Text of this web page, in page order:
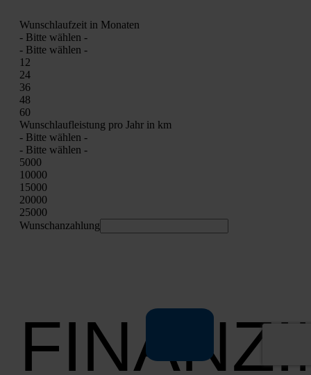
Wunsch­lauf­zeit in Mona­ten
- Bit­te wäh­len -
- Bit­te wäh­len -
12
24
36
48
60
Wunsch­lauf­leis­tung pro Jahr in km
- Bit­te wäh­len -
- Bit­te wäh­len -
5000
10000
15000
20000
25000
Wunschan­zah­lung